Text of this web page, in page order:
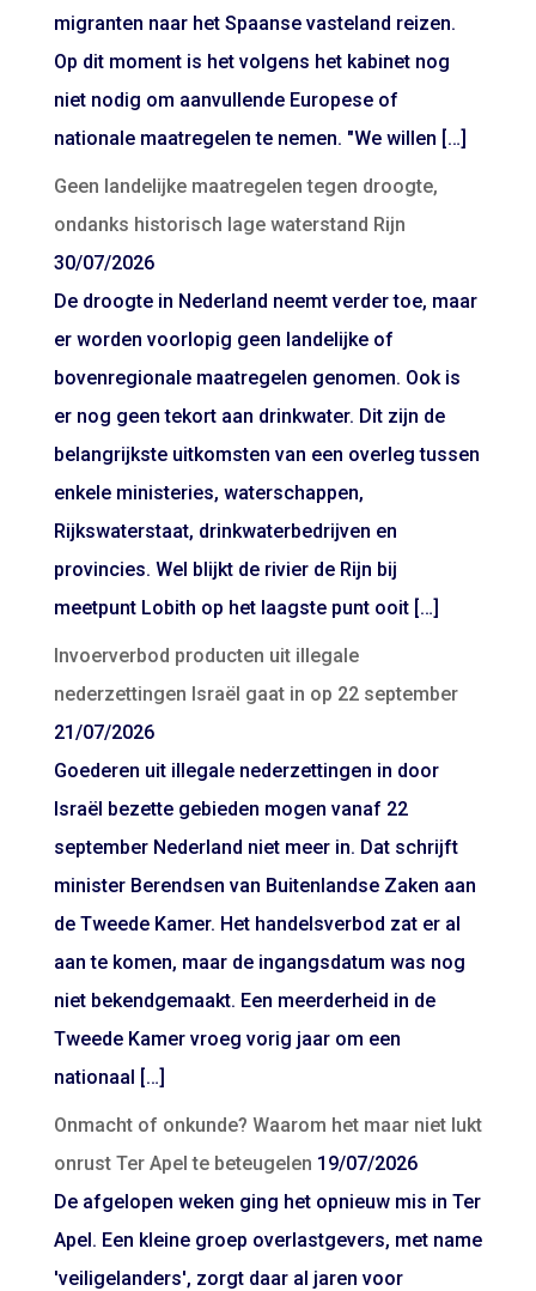
migranten naar het Spaanse vasteland reizen.
Op dit moment is het volgens het kabinet nog
niet nodig om aanvullende Europese of
nationale maatregelen te nemen. "We willen […]
Geen landelijke maatregelen tegen droogte,
ondanks historisch lage waterstand Rijn
30/07/2026
De droogte in Nederland neemt verder toe, maar
er worden voorlopig geen landelijke of
bovenregionale maatregelen genomen. Ook is
er nog geen tekort aan drinkwater. Dit zijn de
belangrijkste uitkomsten van een overleg tussen
enkele ministeries, waterschappen,
Rijkswaterstaat, drinkwaterbedrijven en
provincies. Wel blijkt de rivier de Rijn bij
meetpunt Lobith op het laagste punt ooit […]
Invoerverbod producten uit illegale
nederzettingen Israël gaat in op 22 september
21/07/2026
Goederen uit illegale nederzettingen in door
Israël bezette gebieden mogen vanaf 22
september Nederland niet meer in. Dat schrijft
minister Berendsen van Buitenlandse Zaken aan
de Tweede Kamer. Het handelsverbod zat er al
aan te komen, maar de ingangsdatum was nog
niet bekendgemaakt. Een meerderheid in de
Tweede Kamer vroeg vorig jaar om een
nationaal […]
Onmacht of onkunde? Waarom het maar niet lukt
onrust Ter Apel te beteugelen 19/07/2026
De afgelopen weken ging het opnieuw mis in Ter
Apel. Een kleine groep overlastgevers, met name
'veiligelanders', zorgt daar al jaren voor